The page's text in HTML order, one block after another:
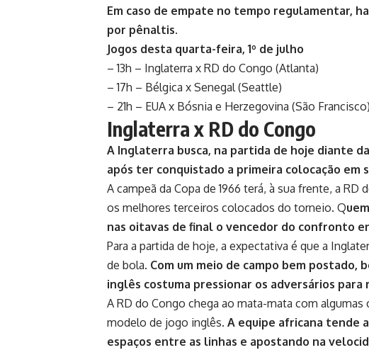
Em caso de empate no tempo regulamentar,
por pênaltis.
Jogos desta quarta-feira, 1º de julho
– 13h – Inglaterra x RD do Congo (Atlanta)
– 17h – Bélgica x Senegal (Seattle)
– 21h – EUA x Bósnia e Herzegovina (São Francisco)
Inglaterra x RD do Congo
A Inglaterra busca, na partida de hoje diante
após ter conquistado a primeira colocação em
A campeã da Copa de 1966 terá, à sua frente, a
os melhores terceiros colocados do torneio. Q
nas oitavas de final o vencedor do confronto
Para a partida de hoje, a expectativa é que a
de bola. Com um meio de campo bem postado,
inglês costuma pressionar os adversários
A RD do Congo chega ao mata-mata com
modelo de jogo inglês. A equipe africana tende
espaços entre as linhas e apostando na